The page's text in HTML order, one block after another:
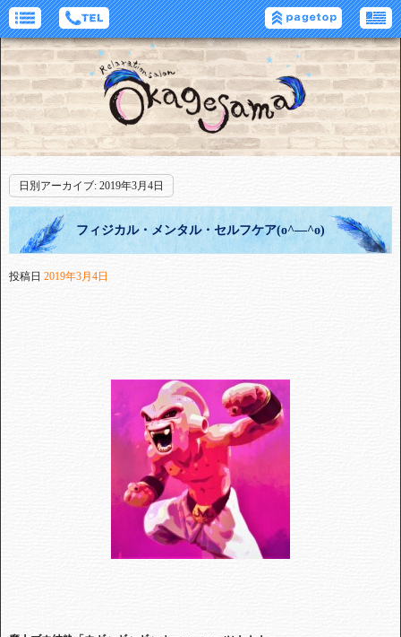
日別アーカイブ: 2019年3月4日
フィジカル・メンタル・セルフケア(o^―^o)
投稿日 2019年3月4日